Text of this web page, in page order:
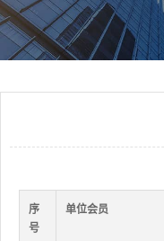
持
资
讯
中
工
们
询
序
号
单位会员